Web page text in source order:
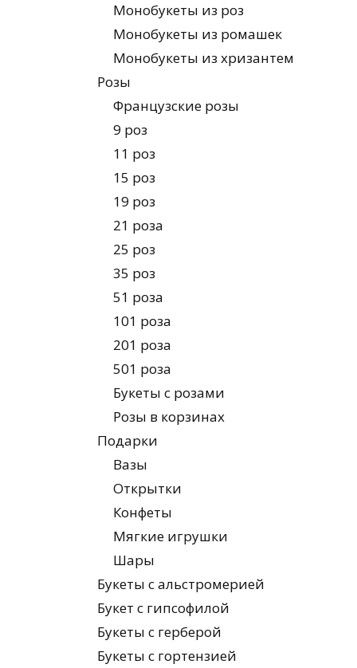
Монобукеты из роз
Монобукеты из ромашек
Монобукеты из хризантем
Розы
Французские розы
9 роз
11 роз
15 роз
19 роз
21 роза
25 роз
35 роз
51 роза
101 роза
201 роза
501 роза
Букеты с розами
Розы в корзинах
Подарки
Вазы
Открытки
Конфеты
Мягкие игрушки
Шары
Букеты с альстромерией
Букет с гипсофилой
Букеты с герберой
Букеты с гортензией